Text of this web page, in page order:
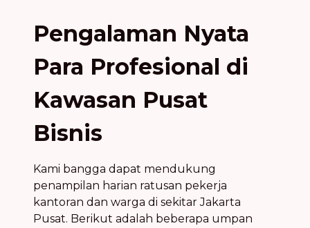
Pengalaman Nyata
Para Profesional di
Kawasan Pusat
Bisnis
Kami bangga dapat mendukung
penampilan harian ratusan pekerja
kantoran dan warga di sekitar Jakarta
Pusat. Berikut adalah beberapa umpan